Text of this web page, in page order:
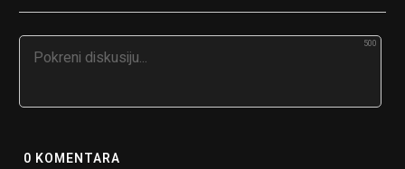
500
0 KOMENTARA